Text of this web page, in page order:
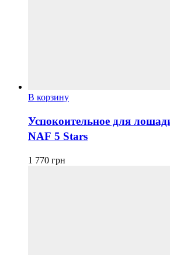
В корзину
Успокоительное для
NAF 5 Stars
1 770 грн